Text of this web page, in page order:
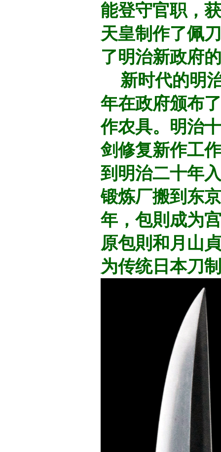
能登守官职，
天皇制作了佩
了明治新政府
新时代的明
年在政府颁布
作农具。明治
剑修复新作工
到明治二十年
锻炼厂搬到东
年，包則成为
原包則和月山
为传统日本刀